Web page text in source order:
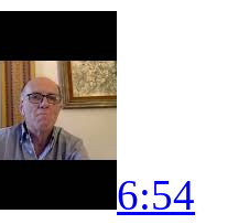
6:54